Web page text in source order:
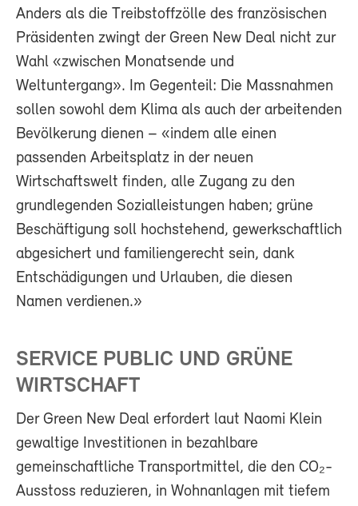
Anders als die Treibstoffzölle des französischen
Präsidenten zwingt der Green New Deal nicht zur
Wahl «zwischen Monatsende und
Weltuntergang». Im Gegenteil: Die Massnahmen
sollen sowohl dem Klima als auch der arbeitenden
Bevölkerung dienen – «indem alle einen
passenden Arbeitsplatz in der neuen
Wirtschaftswelt finden, alle Zugang zu den
grundlegenden Sozialleistungen haben; grüne
Beschäftigung soll hochstehend, gewerkschaftlich
abgesichert und familiengerecht sein, dank
Entschädigungen und Urlauben, die diesen
Namen verdienen.»
SERVICE PUBLIC UND GRÜNE
WIRTSCHAFT
Der Green New Deal erfordert laut Naomi Klein
gewaltige Investitionen in bezahlbare
gemeinschaftliche Transportmittel, die den CO₂-
Ausstoss reduzieren, in Wohnanlagen mit tiefem